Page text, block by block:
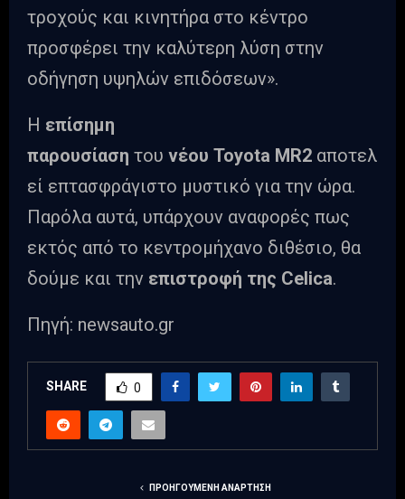
τροχούς και κινητήρα στο κέντρο
προσφέρει την καλύτερη λύση στην
οδήγηση υψηλών επιδόσεων».
Η επίσημη
παρουσίαση του νέου Toyota MR2 αποτελ
εί επτασφράγιστο μυστικό για την ώρα.
Παρόλα αυτά, υπάρχουν αναφορές πως
εκτός από το κεντρομήχανο διθέσιο, θα
δούμε και την επιστροφή της Celica.
Πηγή: newsauto.gr
SHARE 0
ΠΡΟΗΓΟΎΜΕΝΗ ΑΝΆΡΤΗΣΗ